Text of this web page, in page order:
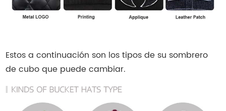
Estos a continuación son los tipos de su sombrero
de cubo que puede cambiar.